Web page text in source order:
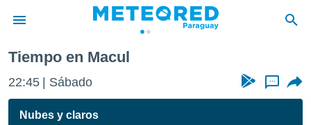
de
ha
Tiempo en Macul
22:45 Sábado ...
Nubes y claros